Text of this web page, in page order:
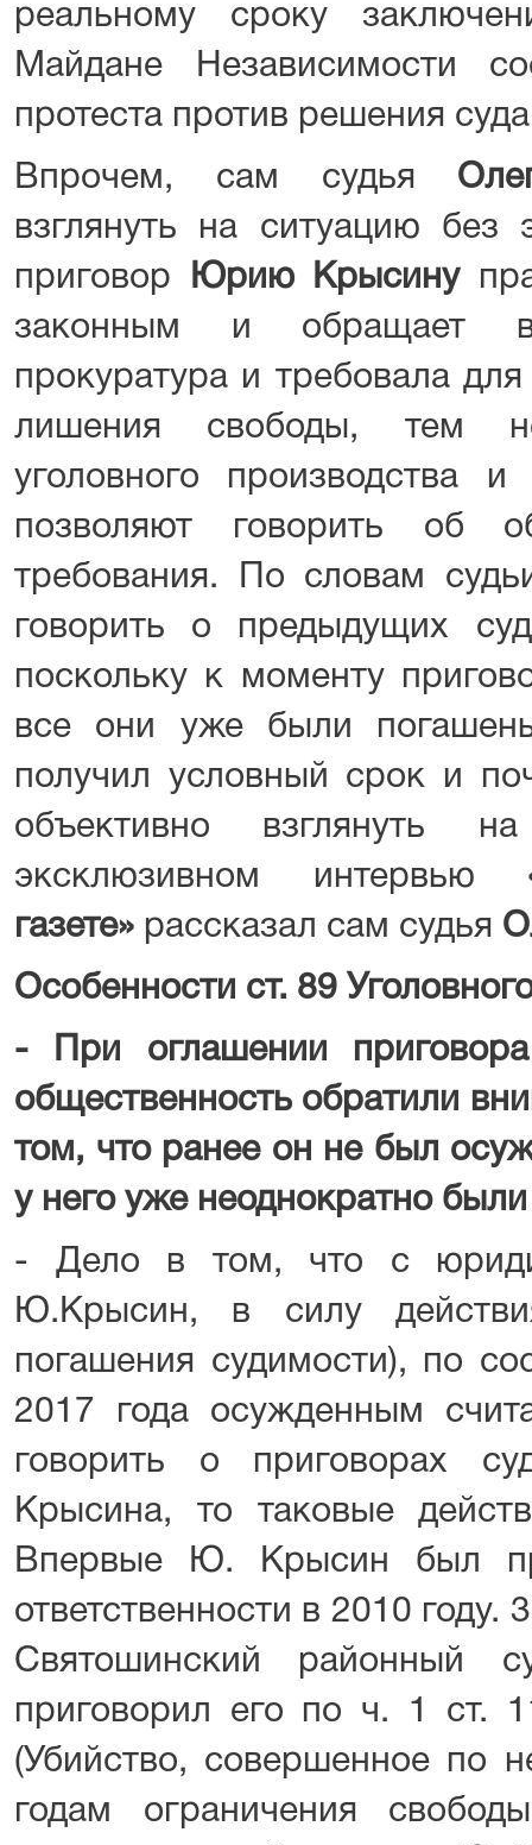
реальному сроку
Майдане Независимости
протеста против решения
Впрочем, сам судья
взглянуть на ситуацию без
приговор
Юрию Крысину
законным и обращает
прокуратура и требовала
лишения свободы, тем
уголовного производства
позволяют говорить об
требования. По словам
говорить о предыдущих
поскольку к моменту
все они уже были
получил условный срок и
объективно взглянуть
эксклюзивном интервью
газете» рассказал сам судья
Особенности ст. 89
- При оглашении
общественность обратили
том, что ранее он не был
у него уже неоднократно
- Дело в том, что с
Ю.Крысин, в силу
погашения судимости), по
2017 года осужденным
говорить о приговорах
Крысина, то таковые
Впервые Ю. Крысин был
ответственности в 2010
Святошинский районный
приговорил его по ч. 1 ст.
(Убийство, совершенное по
годам ограничения